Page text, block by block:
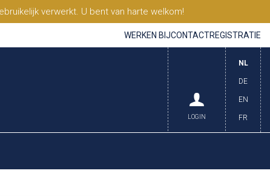
verwerkt. U bent van harte welkom!
WERKEN BIJCONTACTREGISTRATIE
NL
DE
EN
FR
LOGIN